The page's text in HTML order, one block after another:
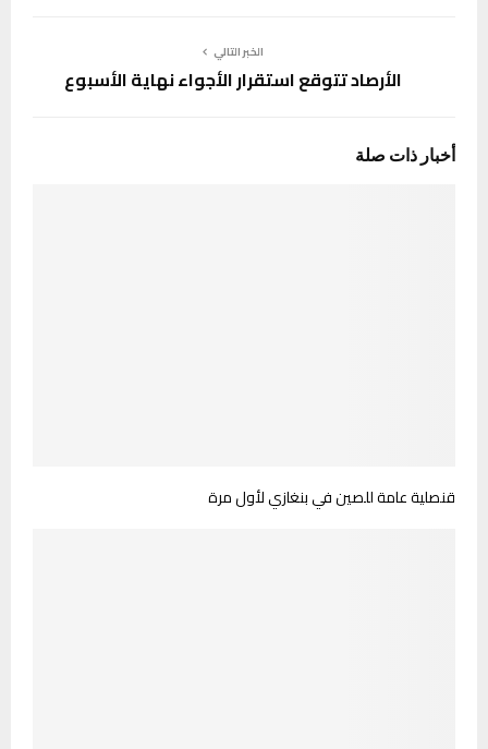
الخبر التالي
الأرصاد تتوقع استقرار الأجواء نهاية الأسبوع
أخبار ذات صلة
قنصلية عامة للصين في بنغازي لأول مرة